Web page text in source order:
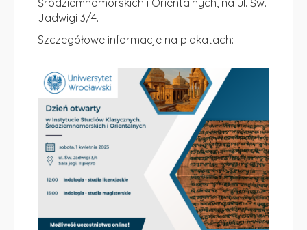
Jadwigi 3/4.
Szczegółowe informacje na plakatach: